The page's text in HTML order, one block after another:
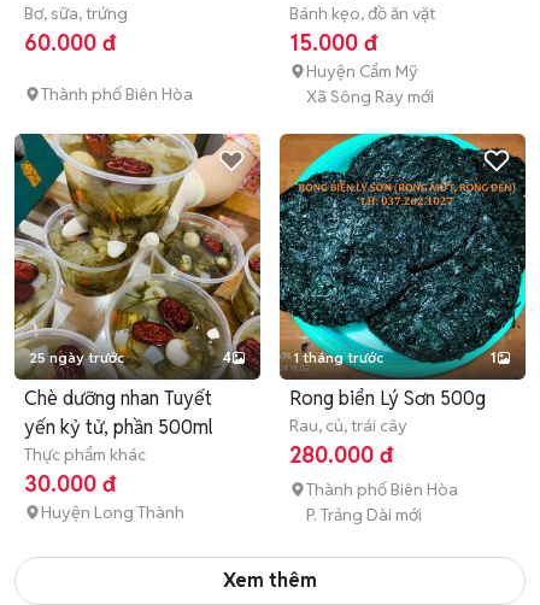
Bơ, sữa, trứng
60.000 đ
Thành phố Biên Hòa
Bánh kẹo, đồ ăn vặt
15.000 đ
Huyện Cẩm Mỹ
Xã Sông Ray mới
25 ngày trước 4
Chè dưỡng nhan Tuyết
yến kỷ tử, phần 500ml
Thực phẩm khác
30.000 đ
Huyện Long Thành
1 tháng trước 1
Rong biển Lý Sơn 500g
Rau, củ, trái cây
280.000 đ
Thành phố Biên Hòa
P. Trảng Dài mới
Xem thêm